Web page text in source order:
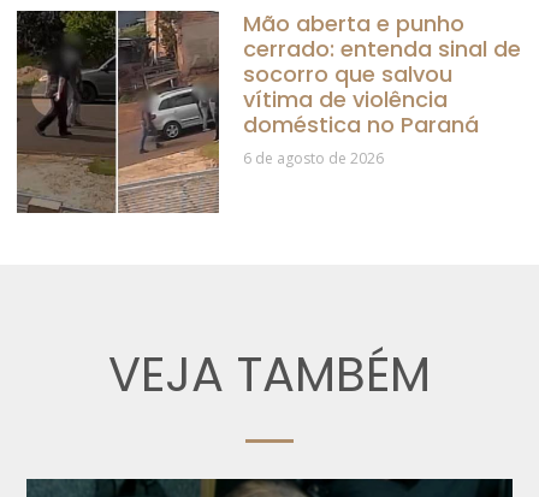
Mão aberta e punho
cerrado: entenda sinal de
socorro que salvou
vítima de violência
doméstica no Paraná
6 de agosto de 2026
VEJA TAMBÉM